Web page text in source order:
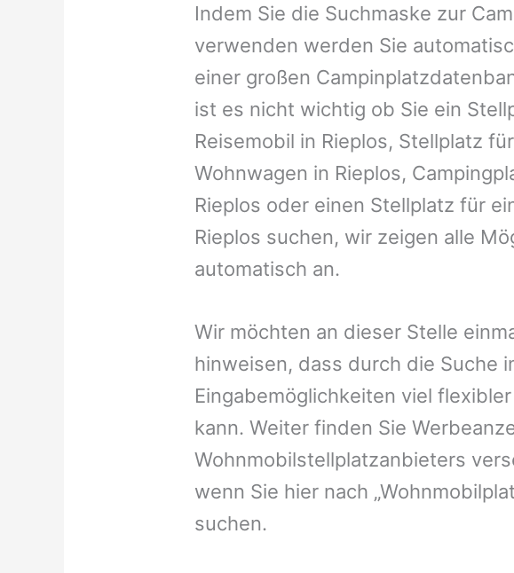
Indem Sie die Suchmaske zur
verwenden werden Sie
einer großen
ist es nicht wichtig ob Sie ein
Reisemobil in Rieplos, Stellplatz
Wohnwagen in Rieplos,
Rieplos oder einen Stellplatz für
Rieplos suchen, wir zeigen alle
automatisch an.
Wir möchten an dieser Stelle
hinweisen, dass durch die Suche
Eingabemöglichkeiten viel
kann. Weiter finden Sie
Wohnmobilstellplatzanbieters
wenn Sie hier nach
suchen.